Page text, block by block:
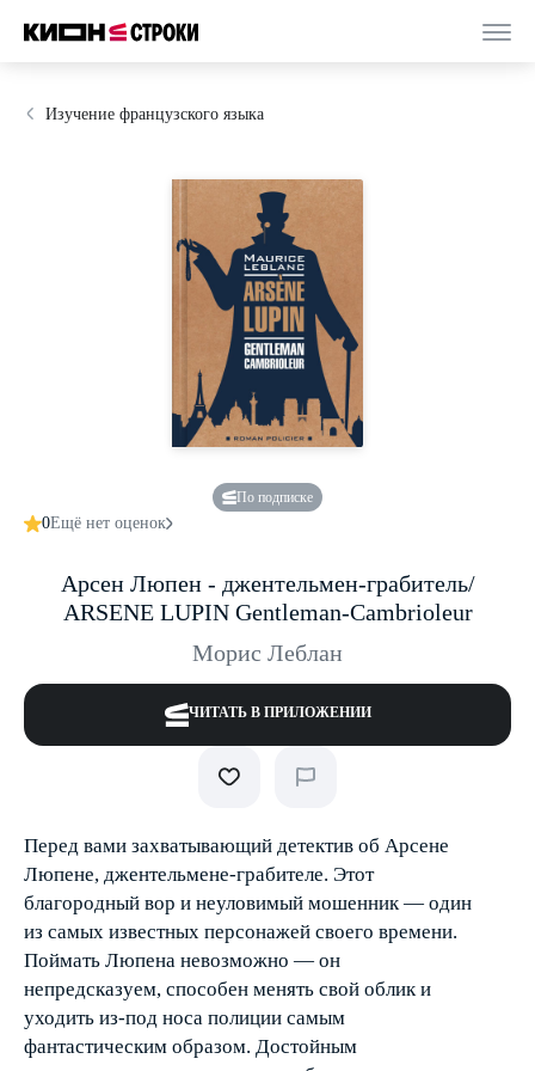
Изучение французского языка
По подписке
0Ещё нет оценок
Арсен Люпен - джентельмен-грабитель/
ARSЕNE LUPIN Gentleman-Cambrioleur
Морис Леблан
ЧИТАТЬ В ПРИЛОЖЕНИИ
Перед вами захватывающий детектив об Арсене
Люпене, джентельмене-грабителе. Этот
благородный вор и неуловимый мошенник — один
из самых известных персонажей своего времени.
Поймать Люпена невозможно — он
непредсказуем, способен менять свой облик и
уходить из-под носа полиции самым
фантастическим образом. Достойным